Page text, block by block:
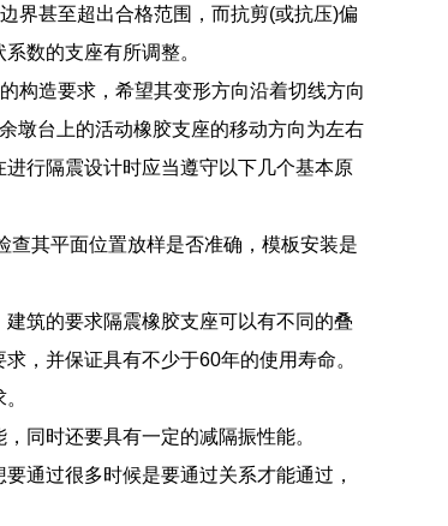
界甚至超出合格范围，而抗剪(或抗压)偏
数的支座有所调整。
构造要求，希望其变形方向沿着切线方向
墩台上的活动橡胶支座的移动方向为左右
行隔震设计时应当遵守以下几个基本原
其平面位置放样是否准确，模板安装是
筑的要求隔震橡胶支座可以有不同的叠
，并保证具有不少于60年的使用寿命。
同时还要具有一定的减隔振性能。
通过很多时候是要通过关系才能通过，